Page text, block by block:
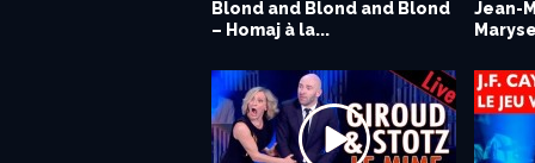
Blond and Blond and Blond
– Homaj à la...
Jean-
Laurent CHANDEMERLE &
MARC-ANTOINE LE...
blues
CHANTAL LADESOU – L’OS
PICADILLOS...
Tano –
dans